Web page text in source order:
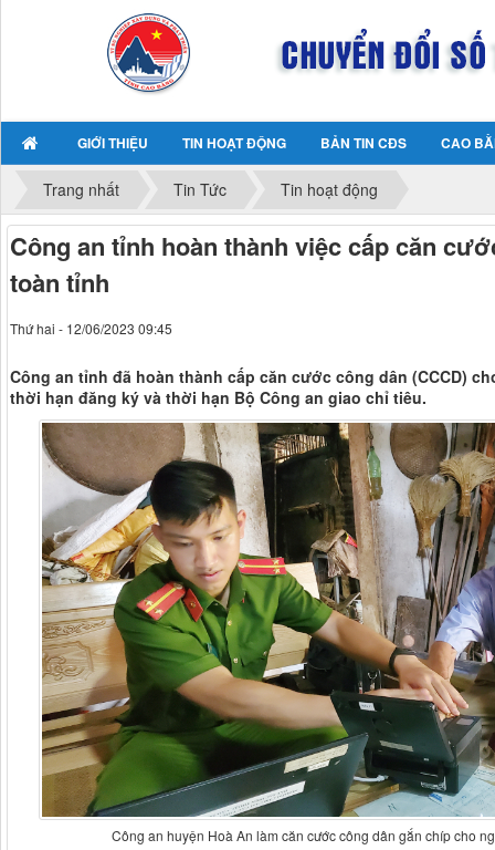
GIỚI THIỆU TIN HOẠT ĐỘNG BẢN TIN CĐS CAO
Trang nhất Tin Tức Tin hoạt động
Công an tỉnh hoàn thành việc cấp căn
toàn tỉnh
Thứ hai - 12/06/2023 09:45
Công an tỉnh đã hoàn thành cấp căn cước công dân (CCCD)
thời hạn đăng ký và thời hạn Bộ Công an giao chỉ tiêu.
Công an huyện Hoà An làm căn cước công dân gắn chíp cho